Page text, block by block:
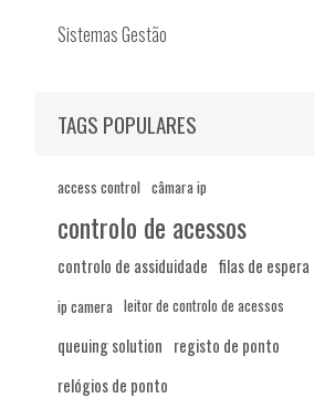
Sistemas Gestão
TAGS POPULARES
access control câmara ip
controlo de acessos
controlo de assiduidade filas de espera
ip camera leitor de controlo de acessos
queuing solution registo de ponto
relógios de ponto